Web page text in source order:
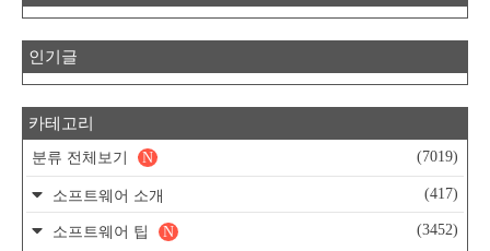
인기글
카테고리
분류 전체보기 (7019)
N
소프트웨어 소개 (417)
소프트웨어 팁 (3452)
N